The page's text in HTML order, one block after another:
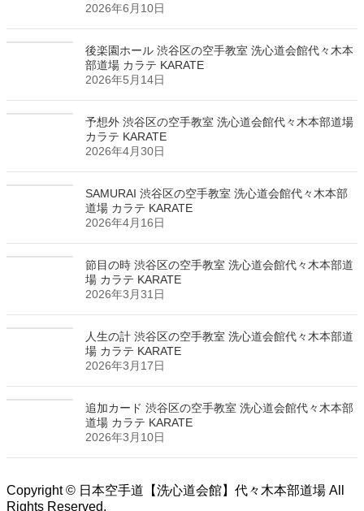
2026年6月10日
後楽園ホール 渋谷区の空手教室 洗心道会館代々木本
部道場 カラテ KARATE
2026年5月14日
予想外 渋谷区の空手教室 洗心道会館代々木本部道場
カラテ KARATE
2026年4月30日
SAMURAI 渋谷区の空手教室 洗心道会館代々木本部
道場 カラテ KARATE
2026年4月16日
節目の時 渋谷区の空手教室 洗心道会館代々木本部道
場 カラテ KARATE
2026年3月31日
人生の計 渋谷区の空手教室 洗心道会館代々木本部道
場 カラテ KARATE
2026年3月17日
追加カード 渋谷区の空手教室 洗心道会館代々木本部
道場 カラテ KARATE
2026年3月10日
Copyright © 日本空手道【洗心道会館】代々木本部道場 All
Rights Reserved.